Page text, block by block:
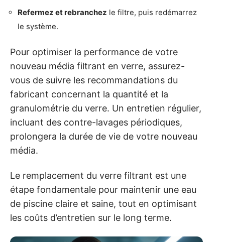
Refermez et rebranchez le filtre, puis redémarrez
le système.
Pour optimiser la performance de votre
nouveau média filtrant en verre, assurez-
vous de suivre les recommandations du
fabricant concernant la quantité et la
granulométrie du verre. Un entretien régulier,
incluant des contre-lavages périodiques,
prolongera la durée de vie de votre nouveau
média.
Le remplacement du verre filtrant est une
étape fondamentale pour maintenir une eau
de piscine claire et saine, tout en optimisant
les coûts d’entretien sur le long terme.